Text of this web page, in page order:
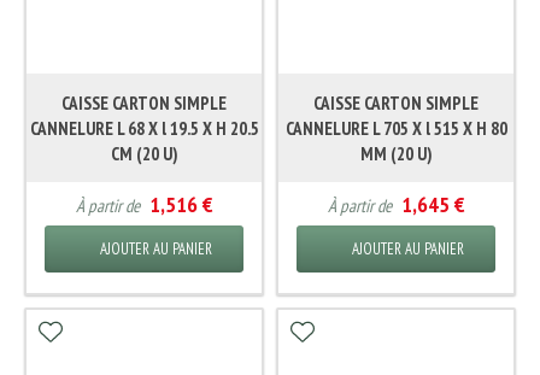
CAISSE CARTON SIMPLE
CANNELURE L 68 X l 19.5 X H 20.5
CM (20 U)
À partir de 1,516 €
AJOUTER AU PANIER
CAISSE CARTON SIMPLE
CANNELURE L 705 X l 515 X H 80
MM (20 U)
À partir de 1,645 €
AJOUTER AU PANIER